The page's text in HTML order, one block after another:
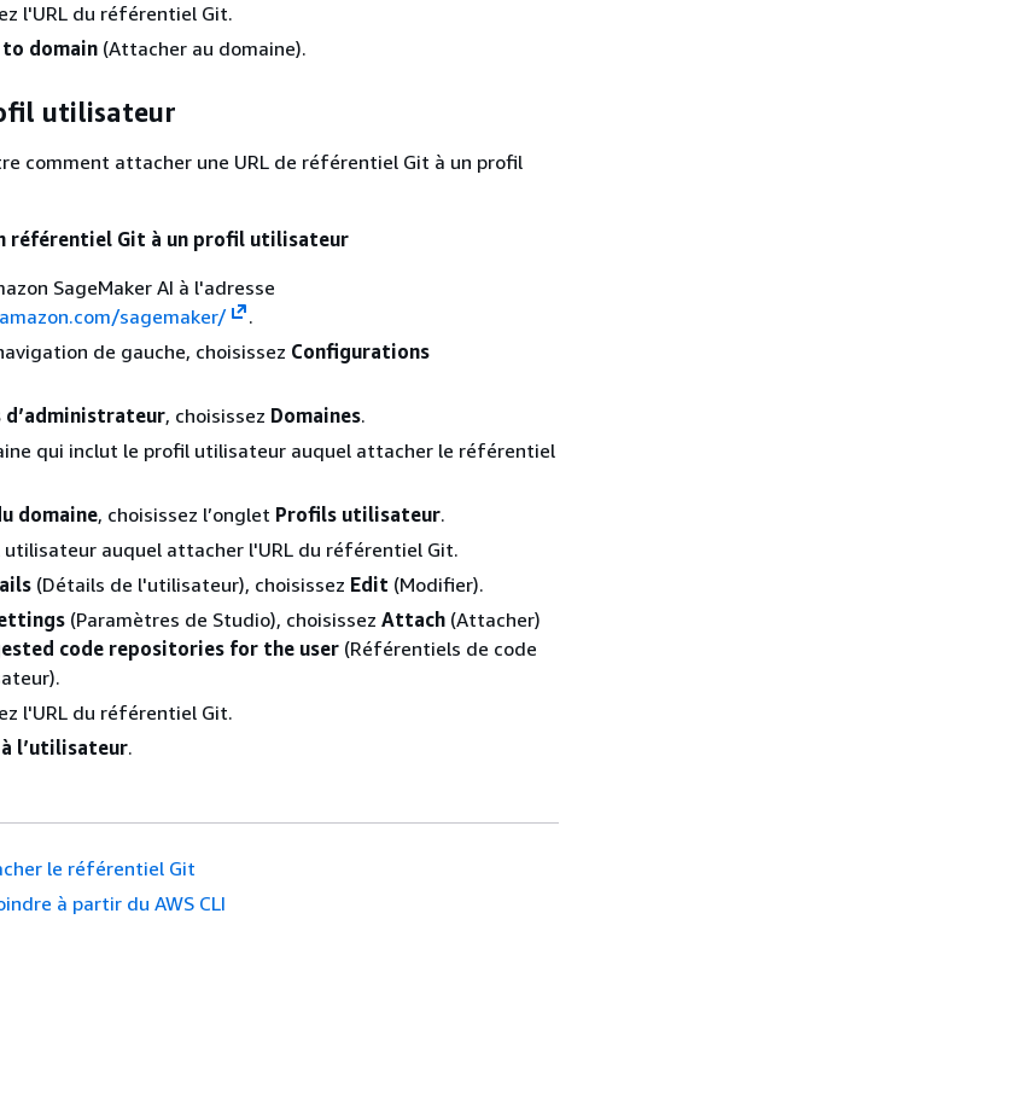
l'URL du référentiel Git.
domain (Attacher au domaine).
utilisateur
comment attacher une URL de référentiel Git à un profil
référentiel Git à un profil utilisateur
SageMaker AI à l'adresse
sagemaker/
.
de gauche, choisissez Configurations
, choisissez Domaines.
qui inclut le profil utilisateur auquel attacher le référentiel
domaine, choisissez l’onglet Profils utilisateur.
utilisateur auquel attacher l'URL du référentiel Git.
(Détails de l'utilisateur), choisissez Edit (Modifier).
(Paramètres de Studio), choisissez Attach (Attacher)
code repositories for the user (Référentiels de code
l'URL du référentiel Git.
l’utilisateur.
le référentiel Git
à partir du AWS CLI